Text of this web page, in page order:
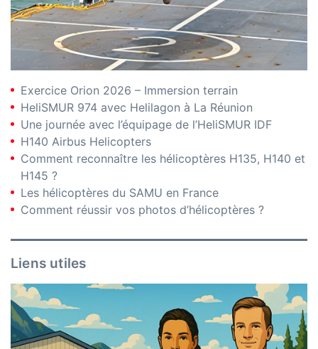
Exercice Orion 2026 – Immersion terrain
HeliSMUR 974 avec Helilagon à La Réunion
Une journée avec l’équipage de l’HeliSMUR IDF
H140 Airbus Helicopters
Comment reconnaître les hélicoptères H135, H140 et
H145 ?
Les hélicoptères du SAMU en France
Comment réussir vos photos d’hélicoptères ?
Liens utiles